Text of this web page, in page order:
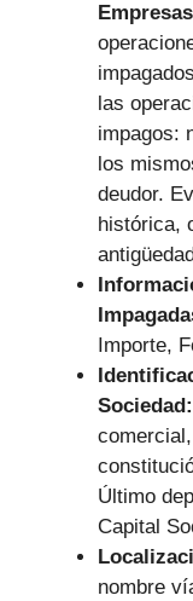
las
impagos:
los
deudor.
histórica,
Importe,
Sociedad:
Último
Capital
nombre